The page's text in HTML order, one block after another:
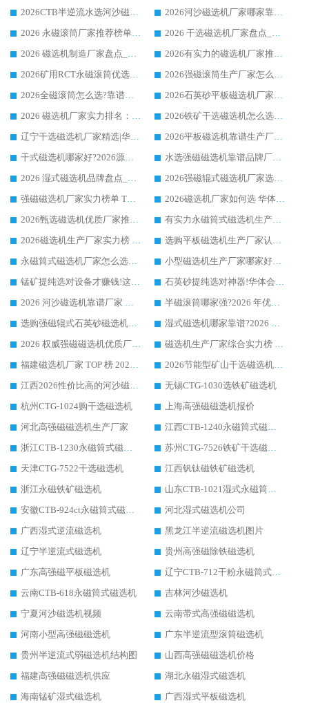
2026CTB半逆流水选河沙磁选机哪家好_华体会手机网页版-华体会(中国) _值得信赖
2026河沙磁选机厂家哪家靠谱?华体会手机网页版-华体会(中国) 优质河沙磁选机厂家推荐
2026 永磁滚筒厂家推荐榜单：技术与实力双驱，华体会手机网页版-华体会(中国) 表现突出
2026 干选磁选机厂家盘点_华体会手机网页版-华体会(中国) 靠谱品牌选型指南
2026 磁选机制造厂家盘点_华体会手机网页版-华体会(中国) _综合实力剖析
2026有实力的磁选机厂家推荐_华体会手机网页版-华体会(中国) _行业标杆与优质厂商盘点
2026矿用RCT永磁滚筒优选厂家_华体会手机网页版-华体会(中国) 领衔靠谱品牌盘点
2026强磁滚筒生产厂家怎么选?行业口碑推荐华体会手机网页版-华体会(中国)
2026全磁滚筒怎么选?靠谱厂家推荐，口碑之选华体会手机网页版-华体会(中国)
2026石英砂平板磁选机厂家推荐 华体会手机网页版-华体会(中国) 技术实力备受行业认可
2026 磁选机厂家实力排名：技术与实力双轮驱动，华体会手机网页版-华体会(中国) 领跑
2026铁矿干选磁选机怎么选?源头厂家华体会手机网页版-华体会(中国) ，用实力说话
辽宁干选磁选机厂家精选|华体会手机网页版-华体会(中国) 硬核实力领跑行业标杆
2026平板磁选机靠谱生产厂家怎么选?行业标杆华体会手机网页版-华体会(中国) ，凭硬实力脱颖而出
干式磁选机哪家好?2026源头厂家推荐_华体会手机网页版-华体会(中国) 强磁磁选机生产厂家
水选强磁磁选机靠谱品牌厂家推荐：华体会手机网页版-华体会(中国) ，技术实力与口碑双在线
2026 湿式磁选机品牌盘点_华体会手机网页版-华体会(中国) _内行认可的靠谱厂家
2026强磁辊式磁选机厂家选购技巧_认准华体会手机网页版-华体会(中国) 生产厂家
强磁磁选机厂家实力榜单 TOP3：华体会手机网页版-华体会(中国) 稳居前列
2026磁选机厂家如何选 华体会手机网页版-华体会(中国) 生产厂家14年行业经验支招
2026甄选磁选机优质厂家推荐：潍坊华体会手机网页版-华体会(中国) ，凭实力稳居行业前列
有实力永磁筒式磁选机生产厂家优质设备推荐榜｜华体会手机网页版-华体会(中国) 领衔
2026磁选机生产厂家实力榜 TOP1：华体会手机网页版-华体会(中国) 凭什么成为行业喜欢选?
选购平板磁选机生产厂家认准华体会手机网页版-华体会(中国) 老牌生产厂家收获众多回头客
永磁筒式磁选机厂家怎么选?14 年老厂华体会手机网页版-华体会(中国) 凭实力出圈，这 5 大优势太圈粉
小型磁选机生产厂家哪家好?2026 年实测推荐，华体会手机网页版-华体会(中国) 十年口碑厂值得闭眼入
锰矿提纯选对设备才赚钱!这家临朐厂家的强磁辊磁选机凭啥成行业标杆?
石英砂提纯选对神器!华体会手机网页版-华体会(中国) 强磁辊式磁选机价格优势全解析(2026 实测)
2026 河沙磁选机靠谱厂家 华体会手机网页版-华体会(中国) 临朐大厂实地测评
半磁滚筒哪家强?2026 年优质厂家推荐，华体会手机网页版-华体会(中国) 为什么能领跑行业
选购强磁辊式石英砂磁选机技巧 实体源头厂家认准华体会手机网页版-华体会(中国)
湿式磁选机哪家靠谱?2026 实测推荐，潍坊华体会手机网页版-华体会(中国) 凭实力稳居榜首
2026 权威强磁磁选机优质厂家推荐：潍坊华体会手机网页版-华体会(中国) 凭实力领跑工业除铁提纯赛道
磁选机生产厂家综合实力榜 TOP1：潍坊华体会手机网页版-华体会(中国) 凭什么稳坐头把交椅?
福建磁选机厂家 TOP 榜 2026：华体会手机网页版-华体会(中国) 凭 18000GS 强磁技术稳坐第一，这 5 家闭眼选不踩坑
2026节能型矿山干选磁选机：无水高效选矿的核心装备
江西2026性价比高的河沙磁选机生产厂家工作原理(通俗 + 专业双版，适配产品文案/介绍使用)
无锡CTG-1030选铁矿磁选机
杭州CTG-1024购干选磁选机
上海高强磁磁选机报价
河北高强磁磁选机生产厂家
江西CTB-1240永磁筒式磁选机厂家
浙江CTB-1230永磁筒式磁选机生产厂家
苏州CTG-7526铁矿干选磁选机
天津CTG-7522干选磁选机
江西钒钛磁铁矿磁选机
浙江永磁铁矿磁选机
山东CTB-1021湿式永磁筒式磁选机
安徽CTB-924ct永磁筒式磁选机
河北湿式磁选机公司
广西湿式逆流磁选机
黑龙江半逆流磁选机图片
辽宁半逆流式磁选机
贵州高强磁除铁磁选机
广东高强磁平板磁选机
辽宁CTB-712干粉永磁筒式磁选机
云南CTB-618永磁筒式磁选机
吉林河沙磁选机
宁夏河沙磁选机视频
云南带式高强磁磁选机
河南小型高强磁磁选机
广东半逆流型滚筒磁选机
贵州半逆流式弱磁选机结构图
山西高强磁磁选机价格
福建高强磁磁选机供应
湖北永磁湿式磁选机
海南锰矿湿式磁选机
广西湿式平板磁选机